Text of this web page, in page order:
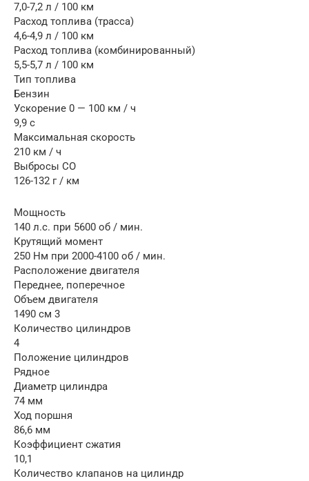
7,0-7,2 л / 100 км
Расход топлива (трасса)
4,6-4,9 л / 100 км
Расход топлива (комбинированный)
5,5-5,7 л / 100 км
Тип топлива
Бензин
Ускорение 0 — 100 км / ч
9,9 с
Максимальная скорость
210 км / ч
Выбросы CO
126-132 г / км
Мощность
140 л.с. при 5600 об / мин.
Крутящий момент
250 Нм при 2000-4100 об / мин.
Расположение двигателя
Переднее, поперечное
Объем двигателя
1490 см 3
Количество цилиндров
4
Положение цилиндров
Рядное
Диаметр цилиндра
74 мм
Ход поршня
86,6 мм
Коэффициент сжатия
10,1
Количество клапанов на цилиндр